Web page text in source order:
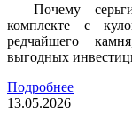
Почему
комплекте с
редчайшего
выгодных
Подробнее
13.05.2026